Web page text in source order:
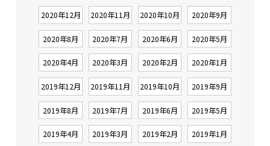
2020年12月 2020年11月 2020年10月 2020年9月
2020年8月 2020年7月 2020年6月 2020年5月
2020年4月 2020年3月 2020年2月 2020年1月
2019年12月 2019年11月 2019年10月 2019年9月
2019年8月 2019年7月 2019年6月 2019年5月
2019年4月 2019年3月 2019年2月 2019年1月